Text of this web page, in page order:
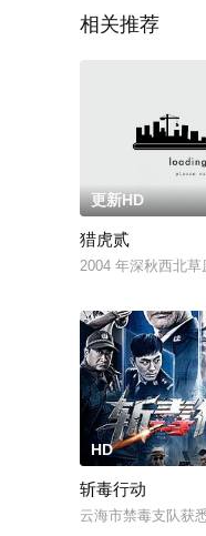
相关推荐
更新HD
猎虎贰
2004 年深秋西北
HD
斩毒行动
云海市禁毒支队获